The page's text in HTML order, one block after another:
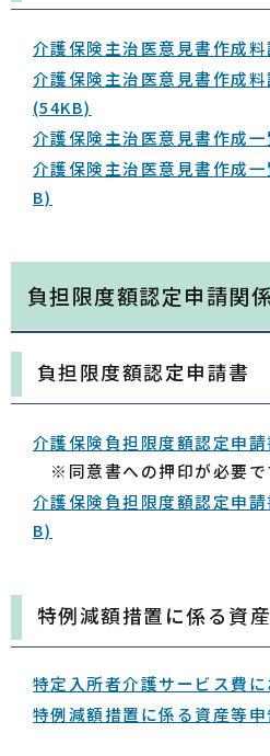
介護保険主治医意見書作成料
介護保険主治医意見書作成料
(54KB)
介護保険主治医意見書作成一
介護保険主治医意見書作成一
B)
負担限度額認定申請関
負担限度額認定申請書
介護保険負担限度額認定申請
※同意書への押印が必要で
介護保険負担限度額認定申請
B)
特例減額措置に係る資
特定入所者介護サービス費
特例減額措置に係る資産等申